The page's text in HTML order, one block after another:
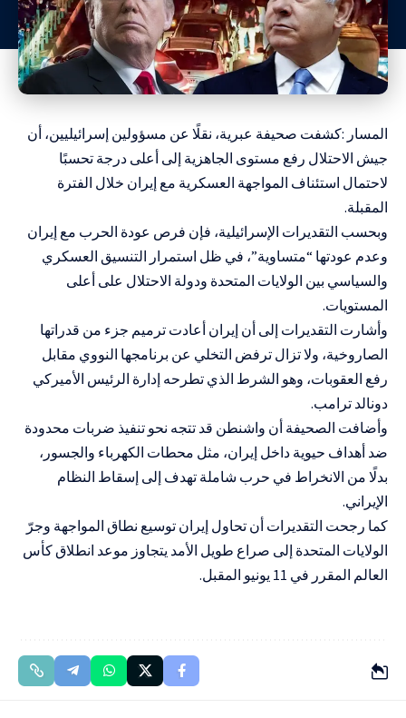
المسار :كشفت صحيفة عبرية، نقلًا عن مسؤولين إسرائيليين، أن
جيش الاحتلال رفع مستوى الجاهزية إلى أعلى درجة تحسبًا
لاحتمال استئناف المواجهة العسكرية مع إيران خلال الفترة
المقبلة.
وبحسب التقديرات الإسرائيلية، فإن فرص عودة الحرب مع إيران
وعدم عودتها “متساوية”، في ظل استمرار التنسيق العسكري
والسياسي بين الولايات المتحدة ودولة الاحتلال على أعلى
المستويات.
وأشارت التقديرات إلى أن إيران أعادت ترميم جزء من قدراتها
الصاروخية، ولا تزال ترفض التخلي عن برنامجها النووي مقابل
رفع العقوبات، وهو الشرط الذي تطرحه إدارة الرئيس الأميركي
دونالد ترامب.
وأضافت الصحيفة أن واشنطن قد تتجه نحو تنفيذ ضربات محدودة
ضد أهداف حيوية داخل إيران، مثل محطات الكهرباء والجسور،
بدلًا من الانخراط في حرب شاملة تهدف إلى إسقاط النظام
الإيراني.
كما رجحت التقديرات أن تحاول إيران توسيع نطاق المواجهة وجرّ
الولايات المتحدة إلى صراع طويل الأمد يتجاوز موعد انطلاق كأس
العالم المقرر في 11 يونيو المقبل.